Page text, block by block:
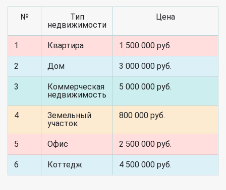
№
Тип
недвижимости
Цена
1 Квартира 1 500 000 руб.
2 Дом 3 000 000 руб.
3
Коммерческая
недвижимость
5 000 000 руб.
4
Земельный
участок
800 000 руб.
5 Офис 2 500 000 руб.
6 Коттедж 4 500 000 руб.